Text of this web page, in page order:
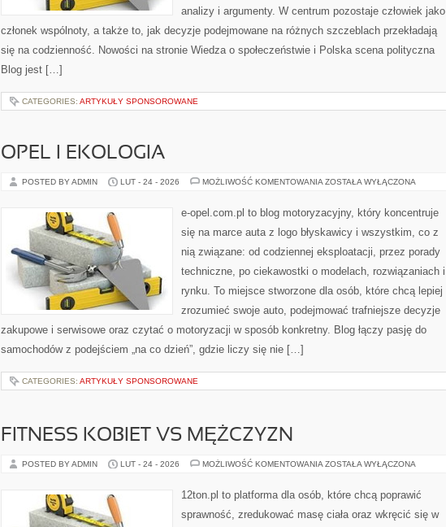
analizy i argumenty. W centrum pozostaje człowiek jako
członek wspólnoty, a także to, jak decyzje podejmowane na różnych szczeblach przekładają
się na codzienność. Nowości na stronie Wiedza o społeczeństwie i Polska scena polityczna
Blog jest […]
CATEGORIES: ARTYKUŁY SPONSOROWANE
OPEL I EKOLOGIA
POSTED BY ADMIN LUT - 24 - 2026 MOŻLIWOŚĆ KOMENTOWANIA OPEL
ZOSTAŁA WYŁĄCZONA
e-opel.com.pl to blog motoryzacyjny, który koncentruje
się na marce auta z logo błyskawicy i wszystkim, co z
nią związane: od codziennej eksploatacji, przez porady
techniczne, po ciekawostki o modelach, rozwiązaniach i
rynku. To miejsce stworzone dla osób, które chcą lepiej
zrozumieć swoje auto, podejmować trafniejsze decyzje
zakupowe i serwisowe oraz czytać o motoryzacji w sposób konkretny. Blog łączy pasję do
samochodów z podejściem „na co dzień”, gdzie liczy się nie […]
CATEGORIES: ARTYKUŁY SPONSOROWANE
FITNESS KOBIET VS MĘŻCZYZN
POSTED BY ADMIN LUT - 24 - 2026 MOŻLIWOŚĆ KOMENTOWANIA FITNESS
MĘŻCZYZN
ZOSTAŁA WYŁĄCZONA
12ton.pl to platforma dla osób, które chcą poprawić
sprawność, zredukować masę ciała oraz wkręcić się w